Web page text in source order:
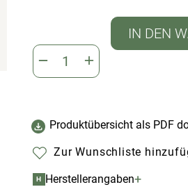
IN DEN
Produktübersicht als PDF
Zur Wunschliste
H Herstellerangaben+